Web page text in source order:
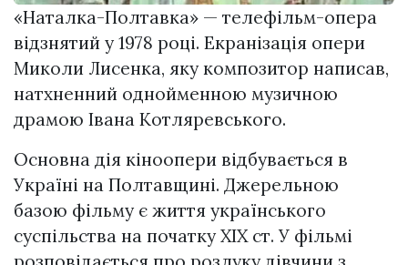
«Наталка-Полтавка» — телефільм-опера
відзнятий у 1978 році. Екранізація опери
Миколи Лисенка, яку композитор написав,
натхненний однойменною музичною
драмою Івана Котляревського.
Основна дія кіноопери відбувається в
Україні на Полтавщині. Джерельною
базою фільму є життя українського
суспільства на початку XIX ст. У фільмі